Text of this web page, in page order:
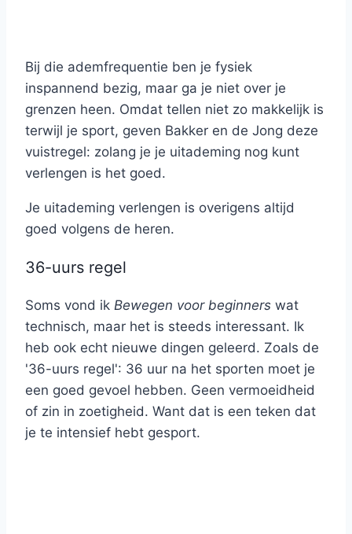
Bij die ademfrequentie ben je fysiek
inspannend bezig, maar ga je niet over je
grenzen heen. Omdat tellen niet zo makkelijk is
terwijl je sport, geven Bakker en de Jong deze
vuistregel: zolang je je uitademing nog kunt
verlengen is het goed.
Je uitademing verlengen is overigens altijd
goed volgens de heren.
36-uurs regel
Soms vond ik Bewegen voor beginners wat
technisch, maar het is steeds interessant. Ik
heb ook echt nieuwe dingen geleerd. Zoals de
'36-uurs regel': 36 uur na het sporten moet je
een goed gevoel hebben. Geen vermoeidheid
of zin in zoetigheid. Want dat is een teken dat
je te intensief hebt gesport.